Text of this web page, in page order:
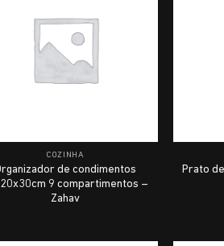
COZINHA
de condimentos
9 compartimentos –
Zahav
Prato